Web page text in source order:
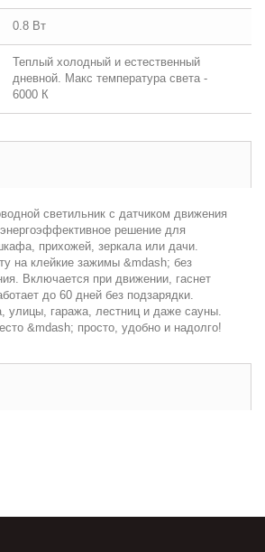
0.8 Вт
Теплый холодный и естественный
дневной. Макс температура света -
6000 К
светильник с датчиком движения
решение для
прихожей, зеркала или дачи.
на клейкие зажимы &mdash; без
Включается при движении, гаснет
до 60 дней без подзарядки.
улицы, гаража, лестниц и даже сауны.
&mdash; просто, удобно и надолго!